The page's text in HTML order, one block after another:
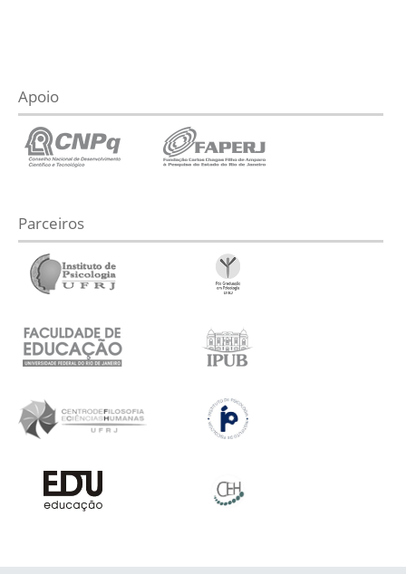
Apoio
Parceiros